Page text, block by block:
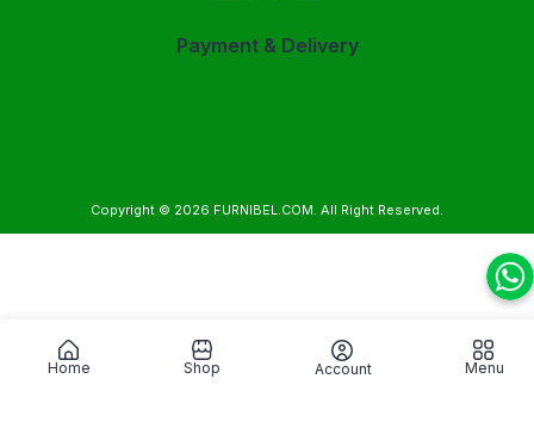
Payment & Delivery
Copyright © 2026 FURNIBEL.COM. All Right Reserved.
Home Shop Account Menu